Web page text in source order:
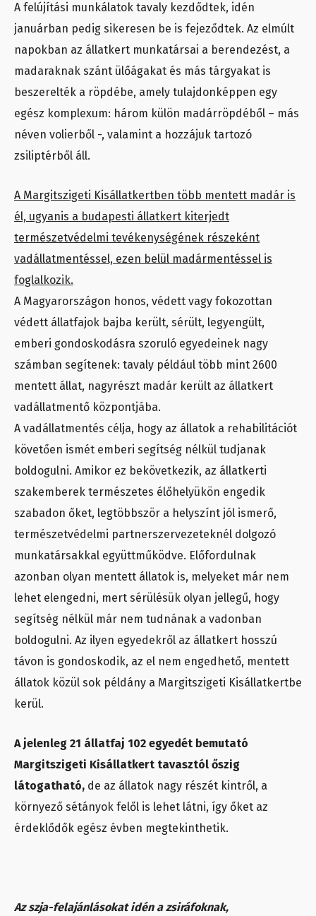
A felújítási munkálatok tavaly kezdődtek, idén
januárban pedig sikeresen be is fejeződtek. Az elmúlt
napokban az állatkert munkatársai a berendezést, a
madaraknak szánt ülőágakat és más tárgyakat is
beszerelték a röpdébe, amely tulajdonképpen egy
egész komplexum: három külön madárröpdéből – más
néven volierből -, valamint a hozzájuk tartozó
zsiliptérből áll.
A Margitszigeti Kisállatkertben több mentett madár is
él, ugyanis a budapesti állatkert kiterjedt
természetvédelmi tevékenységének részeként
vadállatmentéssel, ezen belül madármentéssel is
foglalkozik.
A Magyarországon honos, védett vagy fokozottan
védett állatfajok bajba került, sérült, legyengült,
emberi gondoskodásra szoruló egyedeinek nagy
számban segítenek: tavaly például több mint 2600
mentett állat, nagyrészt madár került az állatkert
vadállatmentő központjába.
A vadállatmentés célja, hogy az állatok a rehabilitációt
követően ismét emberi segítség nélkül tudjanak
boldogulni. Amikor ez bekövetkezik, az állatkerti
szakemberek természetes élőhelyükön engedik
szabadon őket, legtöbbször a helyszínt jól ismerő,
természetvédelmi partnerszervezeteknél dolgozó
munkatársakkal együttműködve. Előfordulnak
azonban olyan mentett állatok is, melyeket már nem
lehet elengedni, mert sérülésük olyan jellegű, hogy
segítség nélkül már nem tudnának a vadonban
boldogulni. Az ilyen egyedekről az állatkert hosszú
távon is gondoskodik, az el nem engedhető, mentett
állatok közül sok példány a Margitszigeti Kisállatkertbe
kerül.
A jelenleg 21 állatfaj 102 egyedét bemutató
Margitszigeti Kisállatkert tavasztól őszig
látogatható, de az állatok nagy részét kintről, a
környező sétányok felől is lehet látni, így őket az
érdeklődők egész évben megtekinthetik.
Az szja-felajánlásokat idén a zsiráfoknak,